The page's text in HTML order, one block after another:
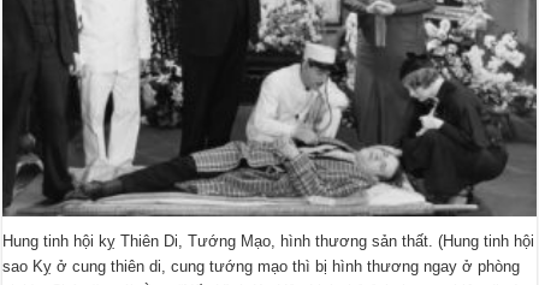
Hung tinh hội kỵ Thiên Di, Tướng Mạo, hình thương sản thất. (Hung tinh hội
sao Kỵ ở cung thiên di, cung tướng mạo thì bị hình thương ngay ở phòng